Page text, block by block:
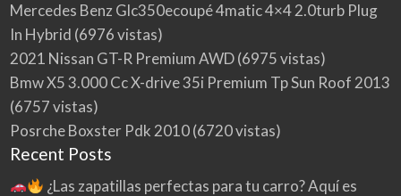
Mercedes Benz Glc350ecoupé 4matic 4×4 2.0turb Plug
In Hybrid (6976 vistas)
2021 Nissan GT-R Premium AWD(6975 vistas)
Bmw X5 3.000 Cc X-drive 35i Premium Tp Sun Roof 2013
(6757 vistas)
Posrche Boxster Pdk 2010(6720 vistas)
Recent Posts
¿Las zapatillas perfectas para tu carro? Aquí es